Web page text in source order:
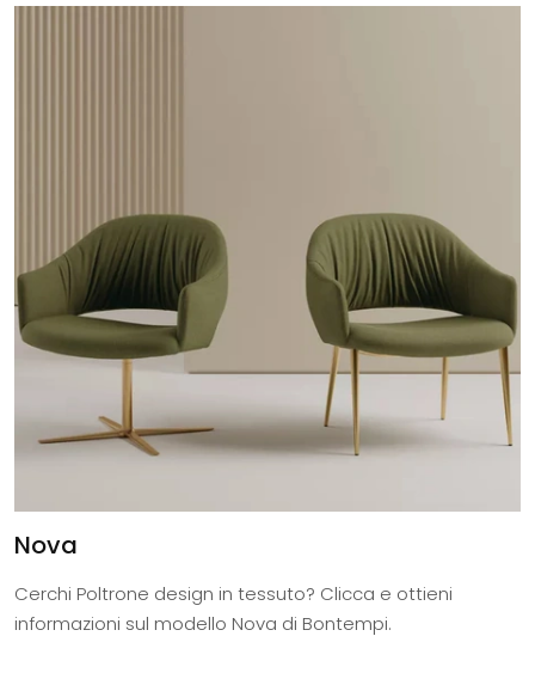
Nova
Cerchi Poltrone design in tessuto? Clicca e ottieni
informazioni sul modello Nova di Bontempi.